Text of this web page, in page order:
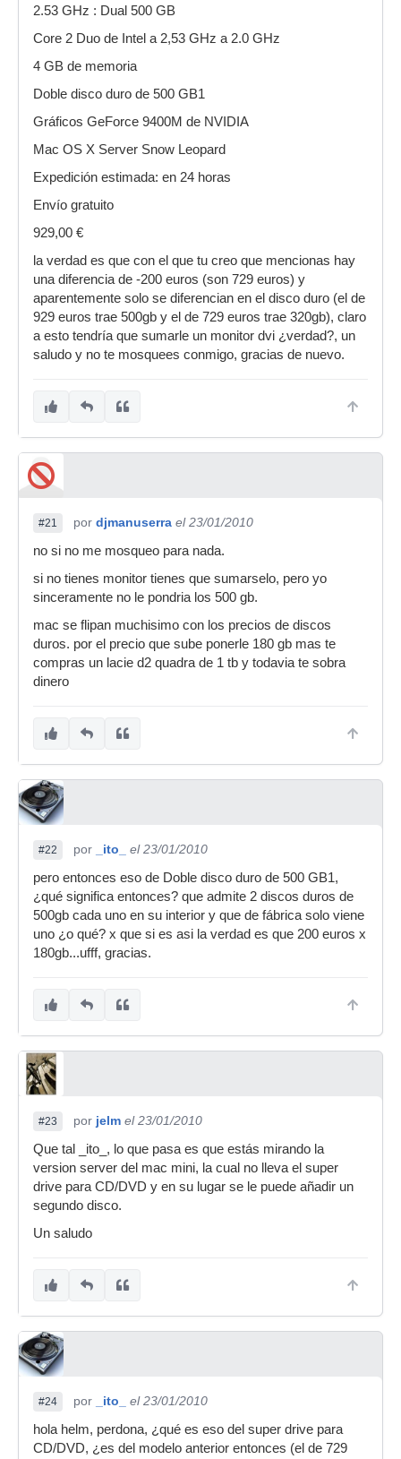
2.53 GHz : Dual 500 GB
Core 2 Duo de Intel a 2,53 GHz a 2.0 GHz
4 GB de memoria
Doble disco duro de 500 GB1
Gráficos GeForce 9400M de NVIDIA
Mac OS X Server Snow Leopard
Expedición estimada: en 24 horas
Envío gratuito
929,00 €
la verdad es que con el que tu creo que mencionas hay
una diferencia de -200 euros (son 729 euros) y
aparentemente solo se diferencian en el disco duro (el de
929 euros trae 500gb y el de 729 euros trae 320gb), claro
a esto tendría que sumarle un monitor dvi ¿verdad?, un
saludo y no te mosquees conmigo, gracias de nuevo.
#21 por djmanuserra el 23/01/2010
no si no me mosqueo para nada.
si no tienes monitor tienes que sumarselo, pero yo
sinceramente no le pondria los 500 gb.
mac se flipan muchisimo con los precios de discos
duros. por el precio que sube ponerle 180 gb mas te
compras un lacie d2 quadra de 1 tb y todavia te sobra
dinero
#22 por _ito_
el 23/01/2010
pero entonces eso de Doble disco duro de 500 GB1,
¿qué significa entonces? que admite 2 discos duros de
500gb cada uno en su interior y que de fábrica solo viene
uno ¿o qué? x que si es asi la verdad es que 200 euros x
180gb...ufff, gracias.
#23 por jelm el 23/01/2010
Que tal _ito_, lo que pasa es que estás mirando la
version server del mac mini, la cual no lleva el super
drive para CD/DVD y en su lugar se le puede añadir un
segundo disco.
Un saludo
#24 por _ito_
el 23/01/2010
hola helm, perdona, ¿qué es eso del super drive para
CD/DVD, ¿es del modelo anterior entonces (el de 729